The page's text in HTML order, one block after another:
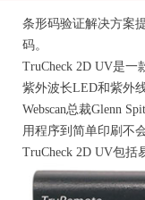
条形码验证解决方案
码。
TruCheck 2D UV是
紫外波长LED和紫外
Webscan总裁Glenn
用程序到简单印刷不
TruCheck 2D UV包